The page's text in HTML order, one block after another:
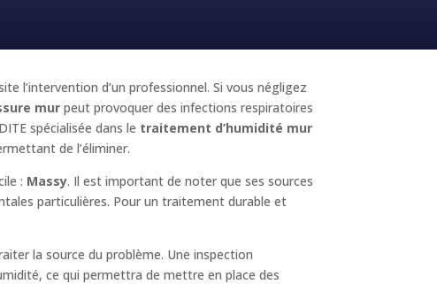
l’intervention d’un professionnel. Si vous négligez
mur peut provoquer des infections respiratoires
spécialisée dans le traitement d’humidité mur
de l’éliminer.
: Massy. Il est important de noter que ses sources
particulières. Pour un traitement durable et
la source du problème. Une inspection
ce qui permettra de mettre en place des